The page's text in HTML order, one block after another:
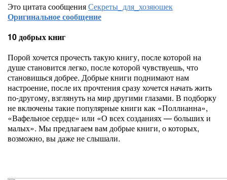
Это цитата сообщенияСекреты_для_хозяюшек
Оригинальное сообщение
10 добрых книг
Порой хочется прочесть такую книгу, после которой на
душе становится легко, после которой чувствуешь, что
становишься добрее. Добрые книги поднимают нам
настроение, после их прочтения сразу хочется начать жить
по-другому, взглянуть на мир другими глазами. В подборку
не включены такие популярные книги как «Поллианна»,
«Вафельное сердце» или «О всех созданиях — больших и
малых». Мы предлагаем вам добрые книги, о которых,
возможно, вы даже не слышали.